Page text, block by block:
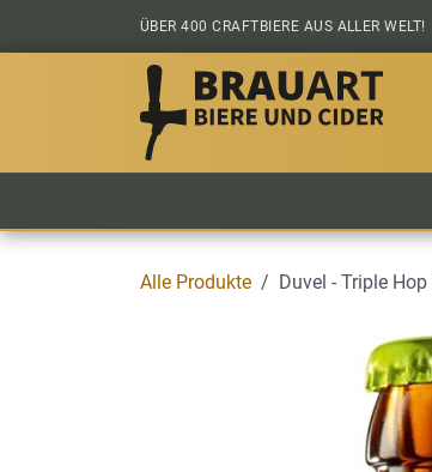
Zum Inhalt springen
ÜBER 400 CRAFTBIERE AUS ALLER WELT!
Alle Produkte Duvel - Triple